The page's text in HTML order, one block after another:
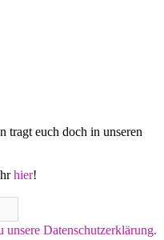
tragt euch doch in unseren
hier!
Datenschutzerklärung.